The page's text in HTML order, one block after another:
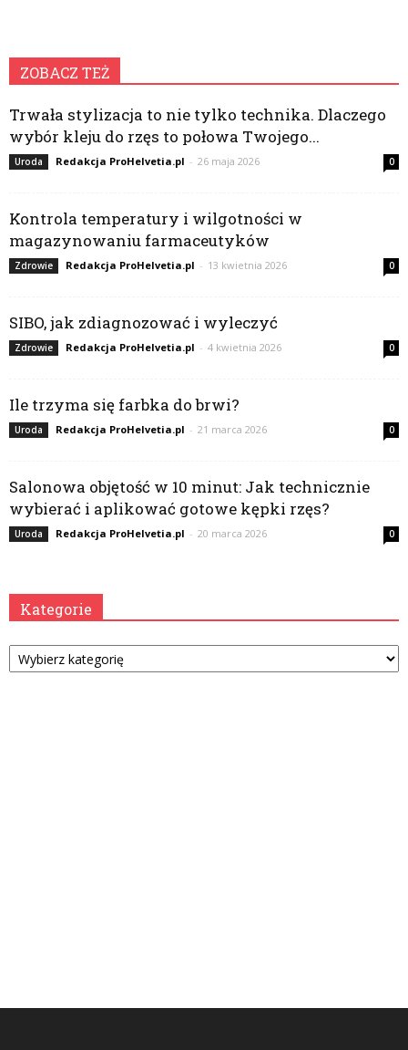
ZOBACZ TEŻ
Trwała stylizacja to nie tylko technika. Dlaczego
wybór kleju do rzęs to połowa Twojego...
Uroda Redakcja ProHelvetia.pl - 26 maja 2026 0
Kontrola temperatury i wilgotności w
magazynowaniu farmaceutyków
Zdrowie Redakcja ProHelvetia.pl - 13 kwietnia 2026 0
SIBO, jak zdiagnozować i wyleczyć
Zdrowie Redakcja ProHelvetia.pl - 4 kwietnia 2026 0
Ile trzyma się farbka do brwi?
Uroda Redakcja ProHelvetia.pl - 21 marca 2026 0
Salonowa objętość w 10 minut: Jak technicznie
wybierać i aplikować gotowe kępki rzęs?
Uroda Redakcja ProHelvetia.pl - 20 marca 2026 0
Kategorie
Kategorie